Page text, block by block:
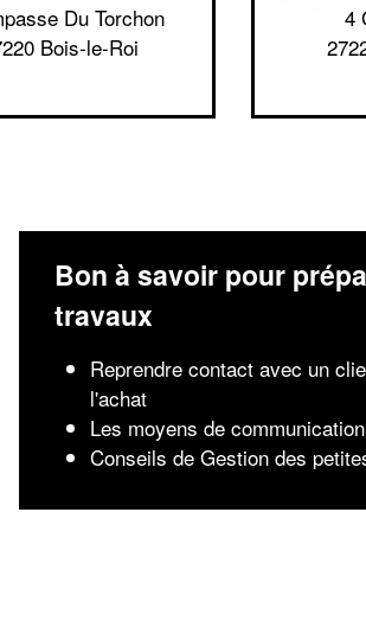
Du Torchon
Bois-le-Roi
4
Bon à savoir pour
travaux
Reprendre contact avec un
l'achat
Les moyens de
Conseils de Gestion des